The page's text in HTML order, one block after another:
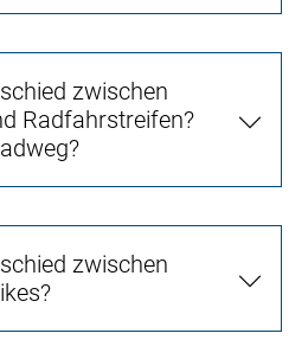
zwischen
Radfahrstreifen?
zwischen